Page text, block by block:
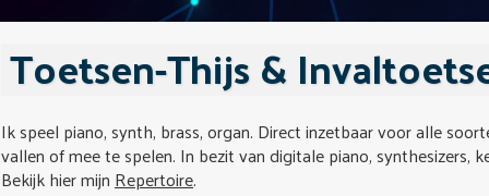
Toetsen-Thijs &
Ik speel piano, synth, brass, organ. Direct inzetbaar voor alle
vallen of mee te spelen. In bezit van digitale piano, synthesizers,
Bekijk hier mijnRepertoire.